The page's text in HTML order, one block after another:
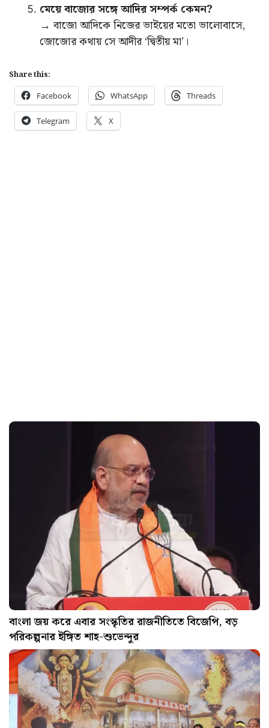
মেয়ে বাজোর সঙ্গে আদির সম্পর্ক কেমন?
→ বাজো আদিকে নিজের ভাইয়ের মতো ভালোবাসে,
জোজোর কথায় সে আদীর ‘দ্বিতীয় মা’।
Share this:
Facebook WhatsApp Threads
Telegram X
বাংলা জয় করে এবার সংস্কৃতির রাজনীতিতে বিজেপি, বড়
পরিকল্পনার ইঙ্গিত শাহ-শুভেন্দুর